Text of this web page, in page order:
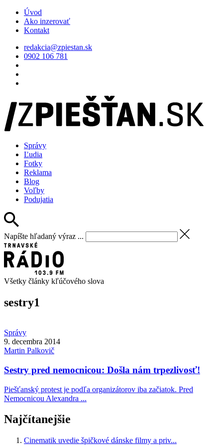
Úvod
Ako inzerovať
Kontakt
redakcia@zpiestan.sk
0902 106 781
Správy
Ľudia
Fotky
Reklama
Blog
Voľby
Podujatia
Napíšte hľadaný výraz ...
Všetky články kľúčového slova
sestry1
Správy
9. decembra 2014
Martin Palkovič
Sestry pred nemocnicou: Došla nám trpezlivosť!
Piešťanský protest je podľa organizátorov iba začiatok. Pred
Nemocnicou Alexandra ...
Najčítanejšie
Cinematik uvedie špičkové dánske filmy a priv...